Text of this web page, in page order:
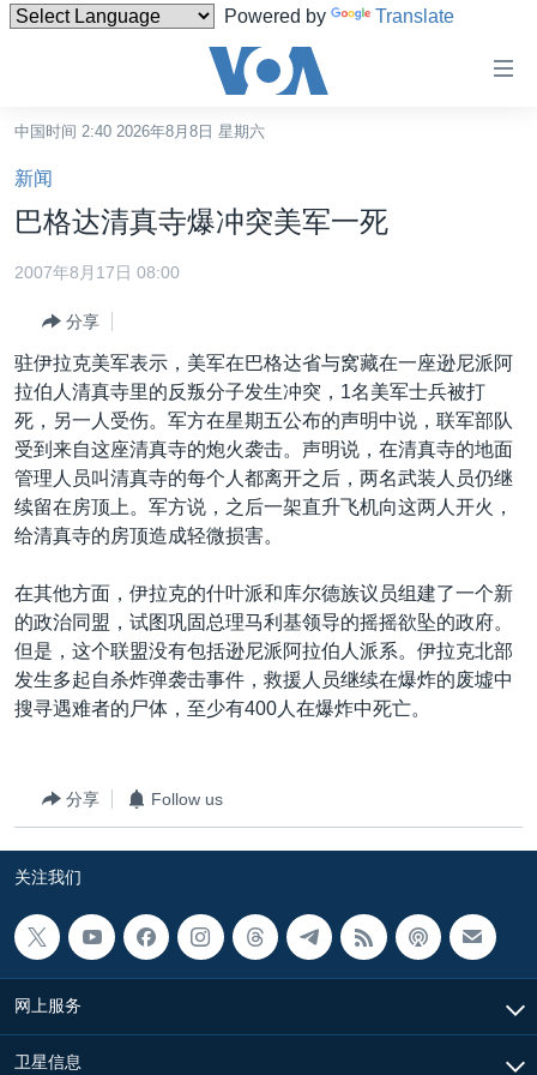
Powered by Translate
碍
链
接
跳
转
容
转
到
导
航
跳
中国
港澳
国际
最新国际新闻
印太
中东
欧洲
非洲
美洲
全球议题
分类新闻
经济·金融·贸易
人权·法律·宗教
科教·文娱·体健
军事
劳工
环境
美中关系
热点专题
白宫要闻
国会报道
美中关系
美国建国250周年
埃博拉疫情
重要讲话与声明
台海两岸关系
南中国海争端
关注西藏
关注新疆
VOA视频
VOA今日焦点
中文广播
关注我们
中国时间 2:40 2026年8月8日 星期六
新闻
巴格达清真寺爆冲突美军一死
2007年8月17日 08:00
分享
驻伊拉克美军表示，美军在巴格达省与窝藏在一座逊尼派阿
拉伯人清真寺里的反叛分子发生冲突，1名美军士兵被打
死，另一人受伤。军方在星期五公布的声明中说，联军部队
受到来自这座清真寺的炮火袭击。声明说，在清真寺的地面
管理人员叫清真寺的每个人都离开之后，两名武装人员仍继
续留在房顶上。军方说，之后一架直升飞机向这两人开火，
给清真寺的房顶造成轻微损害。
在其他方面，伊拉克的什叶派和库尔德族议员组建了一个新
的政治同盟，试图巩固总理马利基领导的摇摇欲坠的政府。
但是，这个联盟没有包括逊尼派阿拉伯人派系。伊拉克北部
发生多起自杀炸弹袭击事件，救援人员继续在爆炸的废墟中
搜寻遇难者的尸体，至少有400人在爆炸中死亡。
分享 Follow us
关注我们
网上服务
卫星信息